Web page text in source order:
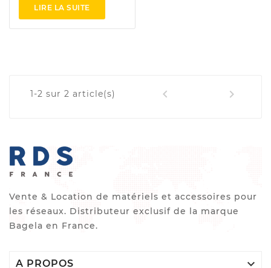
LIRE LA SUITE
1-2 sur 2 article(s)  
Vente & Location de matériels et accessoires pour
les réseaux. Distributeur exclusif de la marque
Bagela en France.
A PROPOS 